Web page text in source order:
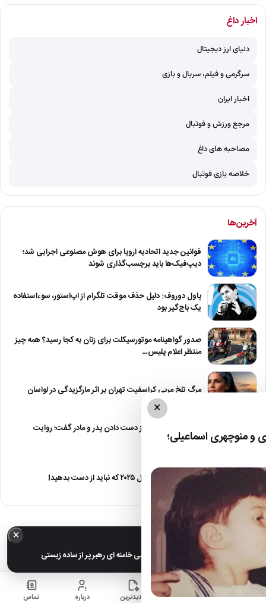
اخبار داغ
دنیای ارز دیجیتال
سرگرمی و فیلم، سریال و بازی
اخبار ایران
مرجع ورزش و فوتبال
مصاحبه های داغ
خلاصه بازی فوتبال
آخرین‌ها
قوانین جدید اتحادیه اروپا برای هوش مصنوعی اجرایی شد؛
دیپ‌فیک‌ها باید برچسب‌گذاری شوند
پاول دوروف: دلیل حذف موقت تلگرام از اپ‌استور، سوءاستفاده
یک باج‌گیر بود
صدور گواهینامه موتورسیکلت برای زنان به کجا رسید؟ همه چیز
منتظر اعلام پلیس…
مرگ تلخ مربی کراسفیت تهران بر اثر مارگزیدگی در لواسان
حمید استیلی از غم از دست دادن پدر و مادر گفت؛ روایت
صریح…
معرفی ۶ مینی سریال ۲۰۲۵ که نباید از دست بدهید!
×
منوچهری اسماعیلی؛
× خبر مهم
عکس های خانوادگی مجتبی خامنه ای رهبر پر از ساده زیستی
خانه اخبار جدیدترین درباره تماس